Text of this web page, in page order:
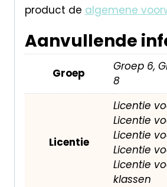
product de algemene
Aanvullende
Groep
Groep 6,
8
Licentie
Licentie
Licentie
Licentie
Licentie
Licentie
klassen